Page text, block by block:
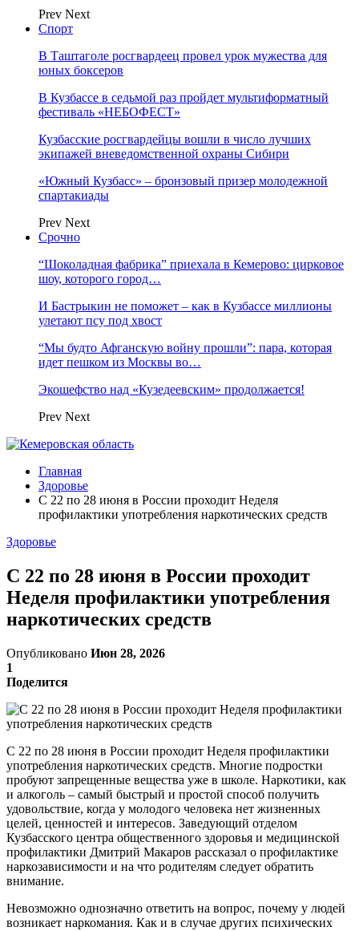
Prev Next
Спорт
В Таштаголе росгвардеец провел урок мужества для
юных боксеров
В Кузбассе в седьмой раз пройдет мультиформатный
фестиваль «НЕБОФЕСТ»
Кузбасские росгвардейцы вошли в число лучших
экипажей вневедомственной охраны Сибири
«Южный Кузбасс» – бронзовый призер молодежной
спартакиады
Prev Next
Срочно
“Шоколадная фабрика” приехала в Кемерово: цирковое
шоу, которого город…
И Бастрыкин не поможет – как в Кузбассе миллионы
улетают псу под хвост
“Мы будто Афганскую войну прошли”: пара, которая
идет пешком из Москвы во…
Экошефство над «Кузедеевским» продолжается!
Prev Next
Главная
Здоровье
С 22 по 28 июня в России проходит Неделя
профилактики употребления наркотических средств
Здоровье
С 22 по 28 июня в России проходит
Неделя профилактики употребления
наркотических средств
Опубликовано Июн 28, 2026
1
Поделится
С 22 по 28 июня в России проходит Неделя профилактики
употребления наркотических средств. Многие подростки
пробуют запрещенные вещества уже в школе. Наркотики, как
и алкоголь – самый быстрый и простой способ получить
удовольствие, когда у молодого человека нет жизненных
целей, ценностей и интересов. Заведующий отделом
Кузбасского центра общественного здоровья и медицинской
профилактики Дмитрий Макаров рассказал о профилактике
наркозависимости и на что родителям следует обратить
внимание.
Невозможно однозначно ответить на вопрос, почему у людей
возникает наркомания. Как и в случае других психических